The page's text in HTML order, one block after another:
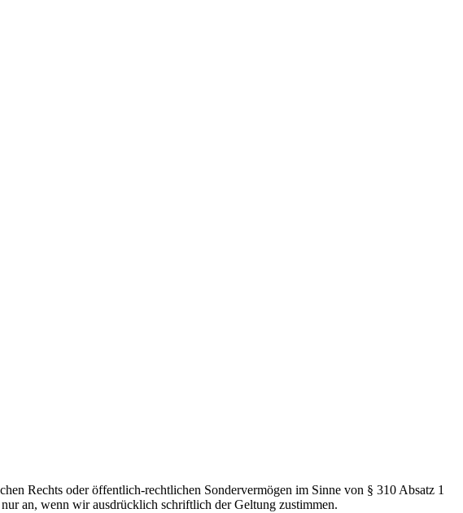
Rechts oder öffentlich-rechtlichen Sondervermögen im Sinne von § 310 Absatz 1
an, wenn wir ausdrücklich schriftlich der Geltung zustimmen.